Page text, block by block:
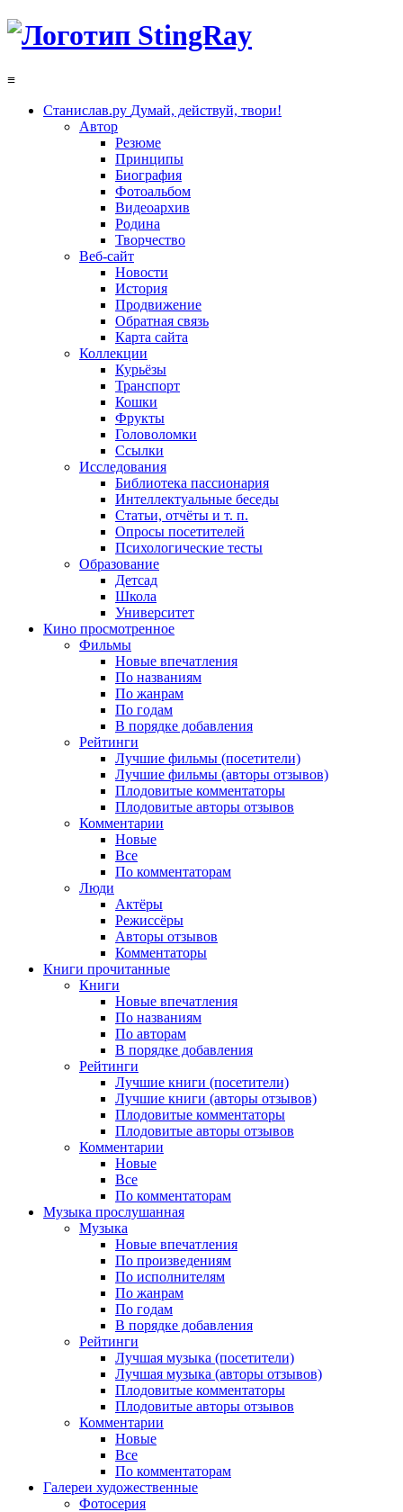
≡
Станислав.ру Думай, действуй, твори!
Автор
Резюме
Принципы
Биография
Фотоальбом
Видеоархив
Родина
Творчество
Веб-сайт
Новости
История
Продвижение
Обратная связь
Карта сайта
Коллекции
Курьёзы
Транспорт
Кошки
Фрукты
Головоломки
Ссылки
Исследования
Библиотека пассионария
Интеллектуальные беседы
Статьи, отчёты и т. п.
Опросы посетителей
Психологические тесты
Образование
Детсад
Школа
Университет
Кино просмотренное
Фильмы
Новые впечатления
По названиям
По жанрам
По годам
В порядке добавления
Рейтинги
Лучшие фильмы (посетители)
Лучшие фильмы (авторы отзывов)
Плодовитые комментаторы
Плодовитые авторы отзывов
Комментарии
Новые
Все
По комментаторам
Люди
Актёры
Режиссёры
Авторы отзывов
Комментаторы
Книги прочитанные
Книги
Новые впечатления
По названиям
По авторам
В порядке добавления
Рейтинги
Лучшие книги (посетители)
Лучшие книги (авторы отзывов)
Плодовитые комментаторы
Плодовитые авторы отзывов
Комментарии
Новые
Все
По комментаторам
Музыка прослушанная
Музыка
Новые впечатления
По произведениям
По исполнителям
По жанрам
По годам
В порядке добавления
Рейтинги
Лучшая музыка (посетители)
Лучшая музыка (авторы отзывов)
Плодовитые комментаторы
Плодовитые авторы отзывов
Комментарии
Новые
Все
По комментаторам
Галереи художественные
Фотосерия